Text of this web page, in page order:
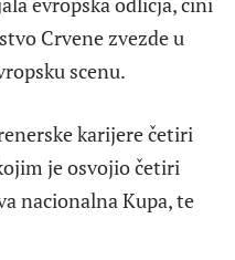
Crvene zvezde u
scenu.
karijere četiri
je osvojio četiri
nacionalna Kupa, te